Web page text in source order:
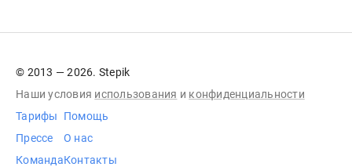
© 2013 — 2026. Stepik
Наши условия использования и конфиденциальности
Тарифы
Прессе
Команда
Помощь
О нас
Контакты